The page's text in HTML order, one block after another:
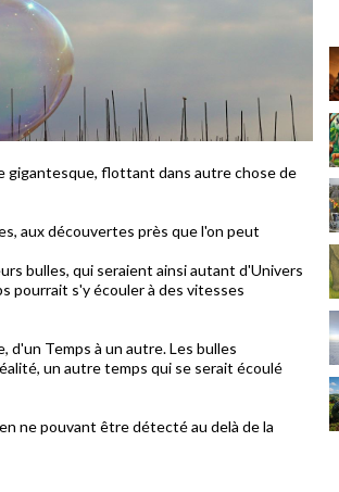
gigantesque, flottant dans autre chose de
aux découvertes près que l'on peut
bulles, qui seraient ainsi autant d'Univers
pourrait s'y écouler à des vitesses
d'un Temps à un autre. Les bulles
un autre temps qui se serait écoulé
ne pouvant être détecté au delà de la